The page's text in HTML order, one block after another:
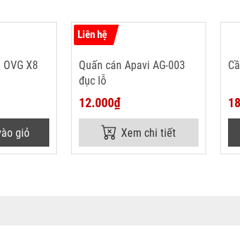
X8
giỏ
Liên hệ
Quấn cán Apavi AG-003
đục lỗ
12.000₫
Xem chi tiết